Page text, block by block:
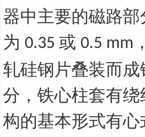
器中主要的磁路
为 0.35 或 0.5 mm
轧硅钢片叠装而
分，铁心柱套有
构的基本形式有